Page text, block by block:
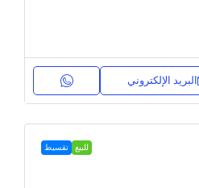
البريد الإلكتروني
للبيع تقسيط